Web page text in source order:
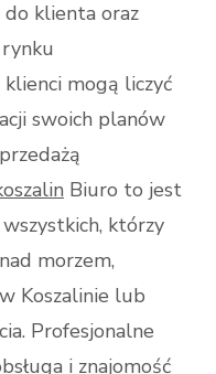
klienta oraz
mogą liczyć
swoich planów
Biuro to jest
którzy
morzem,
Koszalinie lub
Profesjonalne
i znajomość